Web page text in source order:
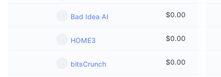
Bad Idea AI $0.00
HOME3 $0.00
bitsCrunch $0.00